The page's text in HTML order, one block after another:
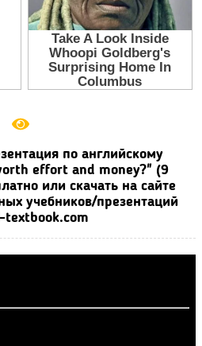
по английскому
effort and money?" (9
или скачать на сайте
учебников/презентаций
textbook.com